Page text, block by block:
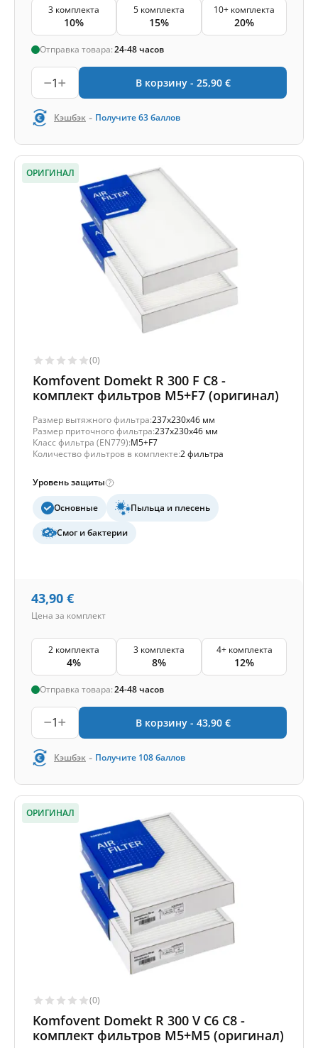
3 комплекта
10%
5 комплекта
15%
10+ комплекта
20%
Отправка товара:24-48 часов
1 В корзину - 25,90 €
Кэшбэк - Получите63баллов
ОРИГИНАЛ
(0)
Komfovent Domekt R 300 F C8 -
комплект фильтров M5+F7 (оригинал)
Размер вытяжного фильтра:237x230x46 мм
Размер приточного фильтра:237x230x46 мм
Класс фильтра (EN779):M5+F7
Количество фильтров в комплекте:2 фильтра
Уровень защиты
Основные Пыльца и плесень
Смог и бактерии
43,90 €
Цена за комплект
2 комплекта
4%
3 комплекта
8%
4+ комплекта
12%
Отправка товара:24-48 часов
1 В корзину - 43,90 €
Кэшбэк - Получите 108баллов
ОРИГИНАЛ
(0)
Komfovent Domekt R 300 V C6 C8 -
комплект фильтров M5+M5 (оригинал)